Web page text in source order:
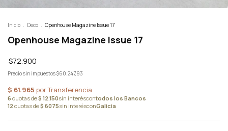
Inicio . Deco . Openhouse Magazine Issue 17
Openhouse Magazine Issue 17
$72.900
Precio sin impuestos$60.247,93